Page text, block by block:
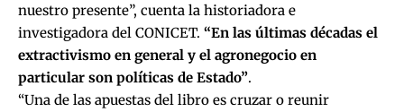
nuestro presente”, cuenta la historiadora e
investigadora del CONICET. “En las últimas décadas el
extractivismo en general y el agronegocio en
particular son políticas de Estado”.
“Una de las apuestas del libro es cruzar o reunir